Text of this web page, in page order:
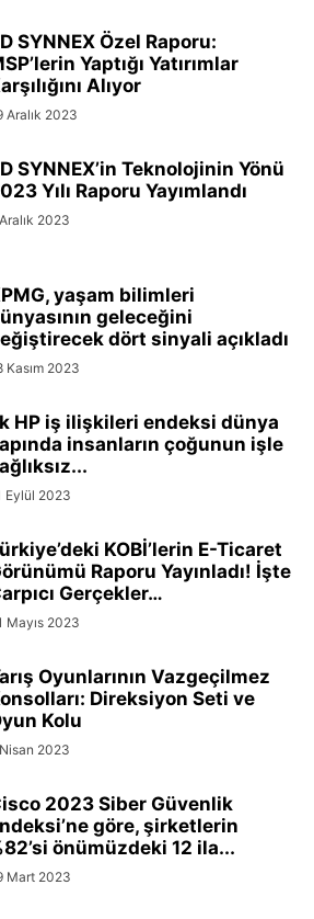
SYNNEX Özel Raporu:
Yaptığı Yatırımlar
Alıyor
Aralık 2023
SYNNEX’in Teknolojinin Yönü
Yılı Raporu Yayımlandı
2023
yaşam bilimleri
geleceğini
dört sinyali açıkladı
Kasım 2023
HP iş ilişkileri endeksi dünya
insanların çoğunun işle
Eylül 2023
KOBİ’lerin E-Ticaret
Raporu Yayınladı! İşte
Gerçekler…
Mayıs 2023
Oyunlarının Vazgeçilmez
Direksiyon Seti ve
Kolu
2023
2023 Siber Güvenlik
göre, şirketlerin
önümüzdeki 12 ila...
Mart 2023